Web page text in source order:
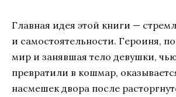
Главная идея этой книги —
и самостоятельности. Героиня,
мир и занявшая тело девушки,
превратили в кошмар,
насмешек двора после